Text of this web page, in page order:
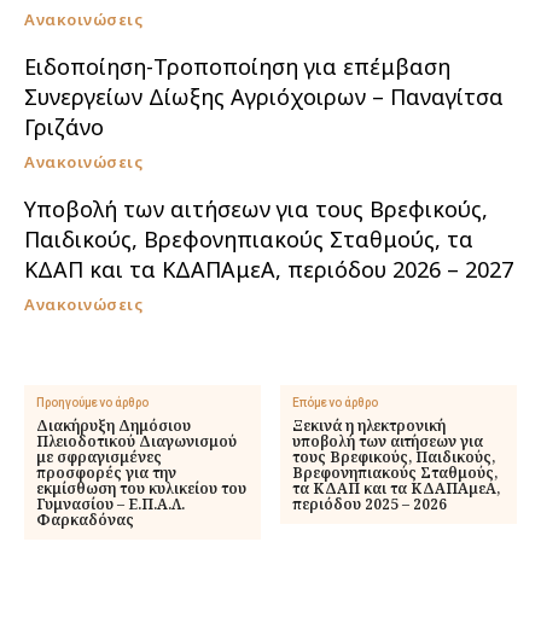
Ανακοινώσεις
Ειδοποίηση-Τροποποίηση για επέμβαση
Συνεργείων Δίωξης Αγριόχοιρων – Παναγίτσα
Γριζάνο
Ανακοινώσεις
Υποβολή των αιτήσεων για τους Βρεφικούς,
Παιδικούς, Βρεφονηπιακούς Σταθμούς, τα
ΚΔΑΠ και τα ΚΔΑΠΑμεΑ, περιόδου 2026 – 2027
Ανακοινώσεις
Προηγούμενο άρθρο
Διακήρυξη Δημόσιου
Πλειοδοτικού Διαγωνισμού
με σφραγισμένες
προσφορές για την
εκμίσθωση του κυλικείου του
Γυμνασίου – Ε.Π.Α.Λ.
Φαρκαδόνας
Επόμενο άρθρο
Ξεκινά η ηλεκτρονική
υποβολή των αιτήσεων για
τους Βρεφικούς, Παιδικούς,
Βρεφονηπιακούς Σταθμούς,
τα ΚΔΑΠ και τα ΚΔΑΠΑμεΑ,
περιόδου 2025 – 2026